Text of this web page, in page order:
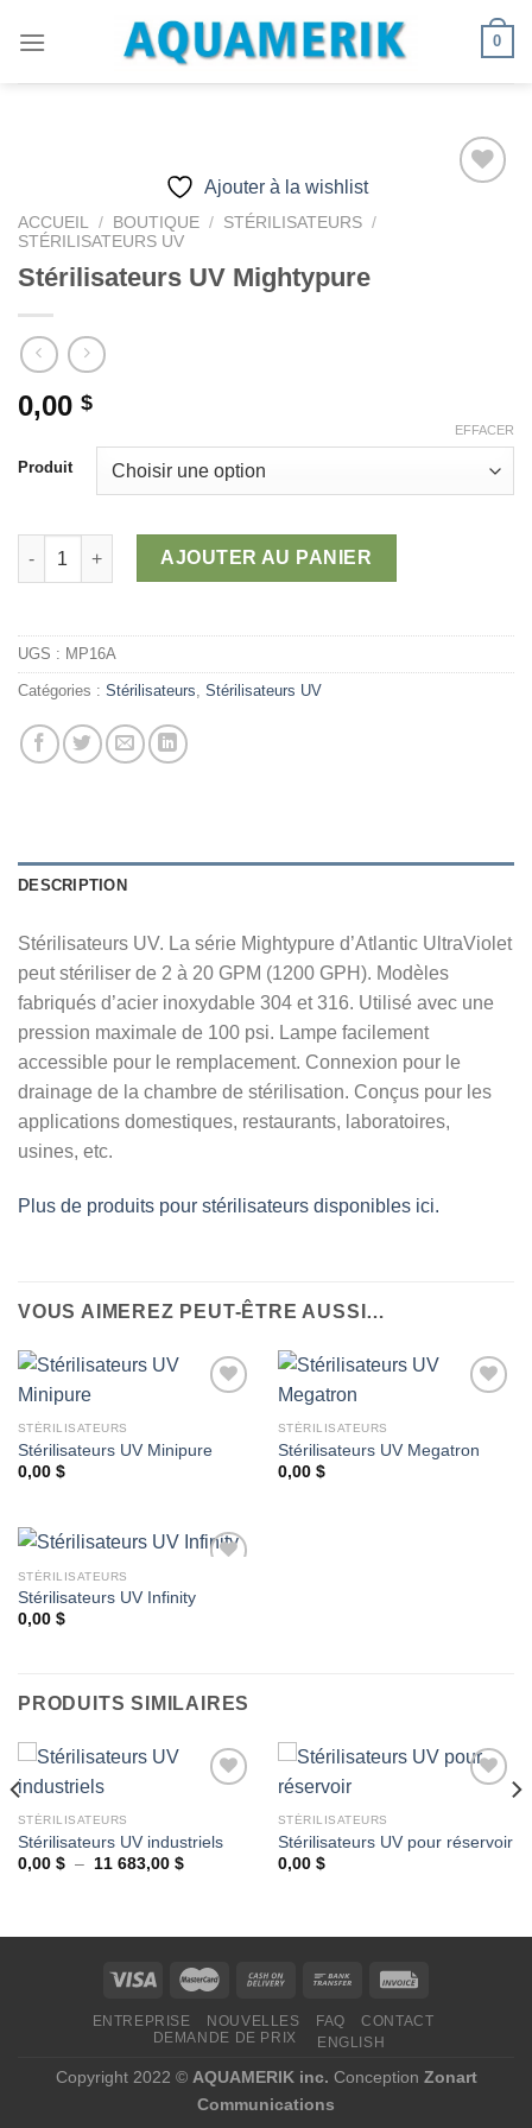
0
Ajouter à la wishlist
ACCUEIL / BOUTIQUE / STÉRILISATEURS /
STÉRILISATEURS UV
Stérilisateurs UV Mightypure
0,00 $
Produit
EFFACER
quantité de Stérilisateurs UV Mightypure
AJOUTER AU PANIER
UGS : MP16A
Catégories : Stérilisateurs, Stérilisateurs UV
DESCRIPTION
Stérilisateurs UV. La série Mightypure d’Atlantic UltraViolet
peut stériliser de 2 à 20 GPM (1200 GPH). Modèles
fabriqués d’acier inoxydable 304 et 316. Utilisé avec une
pression maximale de 100 psi. Lampe facilement
accessible pour le remplacement. Connexion pour le
drainage de la chambre de stérilisation. Conçus pour les
applications domestiques, restaurants, laboratoires,
usines, etc.
Plus de produits pour stérilisateurs disponibles ici.
VOUS AIMEREZ PEUT-ÊTRE AUSSI…
Ajouter
STÉRILISATEURS
Stérilisateurs UV Minipure
0,00 $
Ajouter
STÉRILISATEURS
Stérilisateurs UV Megatron
0,00 $
STÉRILISATEURS
Stérilisateurs UV Infinity
0,00 $
PRODUITS SIMILAIRES
Ajouter
STÉRILISATEURS
Stérilisateurs UV industriels
0,00 $ – 11 683,00 $Plage
11
Ajouter
STÉRILISATEURS
Stérilisateurs UV pour réservoir
0,00 $
ENTREPRISE NOUVELLES FAQ
CONTACT
DEMANDE DE PRIX
ENGLISH
Copyright 2022 © AQUAMERIK inc. Conception Zonart
Communications